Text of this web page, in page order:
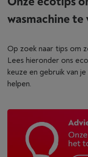
wasmachine te
Op zoek naar tips om
Lees hieronder ons
keuze en gebruik van je
helpen.